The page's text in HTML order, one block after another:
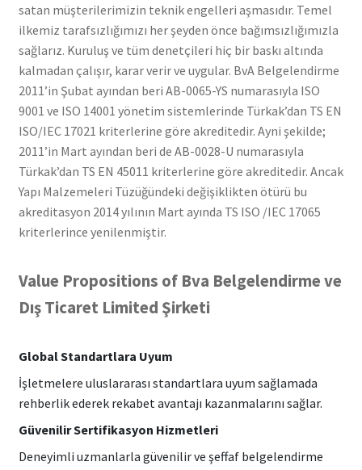
satan müşterilerimizin teknik engelleri aşmasıdır. Temel
ilkemiz tarafsızlığımızı her şeyden önce bağımsızlığımızla
sağlarız. Kuruluş ve tüm denetçileri hiç bir baskı altında
kalmadan çalışır, karar verir ve uygular. BvA Belgelendirme
2011’in Şubat ayından beri AB-0065-YS numarasıyla ISO
9001 ve ISO 14001 yönetim sistemlerinde Türkak’dan TS EN
ISO/IEC 17021 kriterlerine göre akreditedir. Ayni şekilde;
2011’in Mart ayından beri de AB-0028-U numarasıyla
Türkak’dan TS EN 45011 kriterlerine göre akreditedir. Ancak
Yapı Malzemeleri Tüzüğündeki değişiklikten ötürü bu
akreditasyon 2014 yılının Mart ayında TS ISO /IEC 17065
kriterlerince yenilenmiştir.
Value Propositions of Bva Belgelendirme ve
Dış Ticaret Limited Şirketi
Global Standartlara Uyum
İşletmelere uluslararası standartlara uyum sağlamada
rehberlik ederek rekabet avantajı kazanmalarını sağlar.
Güvenilir Sertifikasyon Hizmetleri
Deneyimli uzmanlarla güvenilir ve şeffaf belgelendirme